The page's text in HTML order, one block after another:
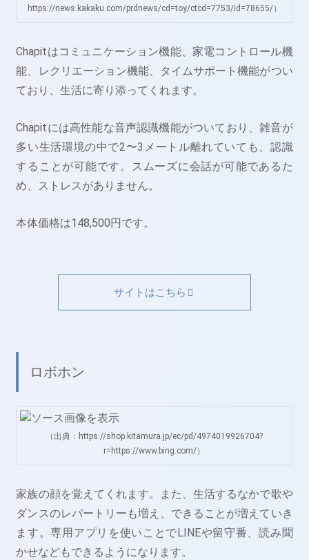
https://news.kakaku.com/prdnews/cd=toy/ctcd=7753/id=78655/）
Chapitはコミュニケーション機能、家電コントロール機
能、レクリエーション機能、タイムサポート機能がつい
ており、生活に寄り添ってくれます。
Chapitには高性能な音声認識機能がついており、雑音が
多い生活環境の中で2〜3メートル離れていても、認識
することが可能です。スムーズに会話が可能であるた
め、ストレスがありません。
本体価格は148,500円です。
サイトはこちら
ロボホン
（出典：https://shop.kitamura.jp/ec/pd/4974019926704?
r=https://www.bing.com/）
家族の顔を覚えてくれます。また、生活するなかで歌や
ダンスのレパートリーも増え、できることが増えていき
ます。専用アプリを使いことでLINEや留守番、読み聞
かせなどもできるようになります。